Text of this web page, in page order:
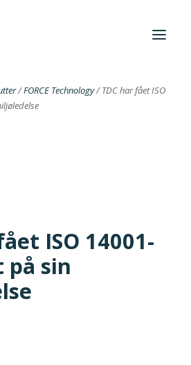
/FORCE Technology/TDC har fået ISO
ISO 14001-
sin